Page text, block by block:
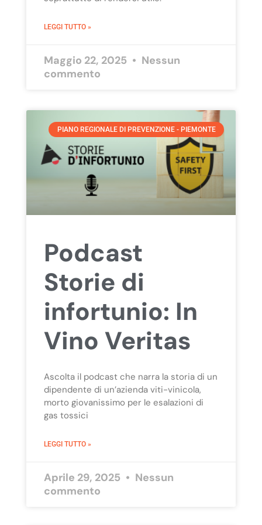
LEGGI TUTTO »
Maggio 22, 2025
Nessun
commento
PIANO REGIONALE DI PREVENZIONE - PIEMONTE
Podcast
Storie di
infortunio: In
Vino Veritas
Ascolta il podcast che narra la storia di un
dipendente di un’azienda viti-vinicola,
morto giovanissimo per le esalazioni di
gas tossici
LEGGI TUTTO »
Aprile 29, 2025
Nessun
commento